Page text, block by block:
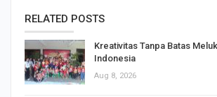
RELATED POSTS
Kreativitas Tanpa Batas
Indonesia
Aug 8, 2026